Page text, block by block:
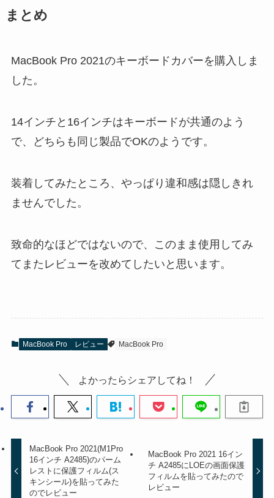
まとめ
MacBook Pro 2021のキーボードカバーを購入しま
した。
14インチと16インチはキーボードが共通のよう
で、どちらも同じ製品でOKのようです。
装着してみたところ、やっぱり違和感は隠しきれ
ませんでした。
致命的なほどではないので、このまま使用してみ
てまたレビューを改めてしたいと思います。
MacBook Pro レビュー MacBook Pro
よかったらシェアしてね！
MacBook Pro 2021(M1Pro
16インチ A2485)のパーム
レストに保護フィルム(ス
キンシール)を貼ってみた
のでレビュー
MacBook Pro 2021 16イン
チ A2485にLOEの画面保護
フィルムを貼ってみたので
レビュー